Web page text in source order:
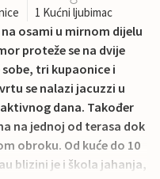
1 Kućni ljubimac
osami u mirnom dijelu
proteže se na dvije
tri kupaonice i
se nalazi jacuzzi u
dana. Također
na jednoj od terasa dok
obroku. Od kuće do 10
blizini je i škola jahanja,